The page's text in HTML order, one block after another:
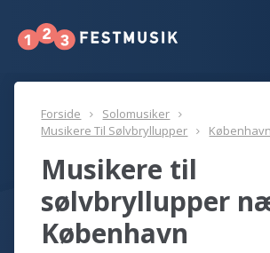
Forside
Solomusiker
Musikere Til Sølvbryllupper
København
Musikere til
sølvbryllupper
København